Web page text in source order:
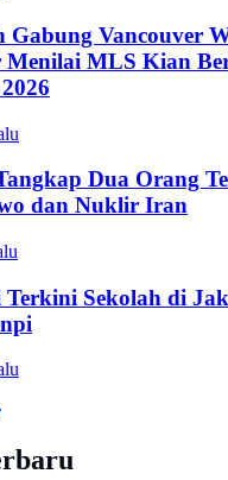
Gabung Vancouver
MLS Kian
Dua Orang
dan Nuklir Iran
Terkini Sekolah di